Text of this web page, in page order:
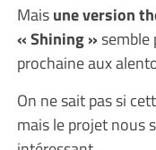
Maisune version
« Shining »semble
prochaine aux
On ne sait pas si
mais le projet nous